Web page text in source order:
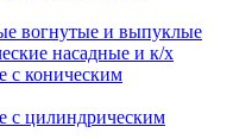
вогнутые и выпуклые
насадные и к/х
коническим
цилиндрическим